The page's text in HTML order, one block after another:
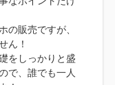
の販売ですが、
ん！
をしっかりと盛
で、誰でも一人